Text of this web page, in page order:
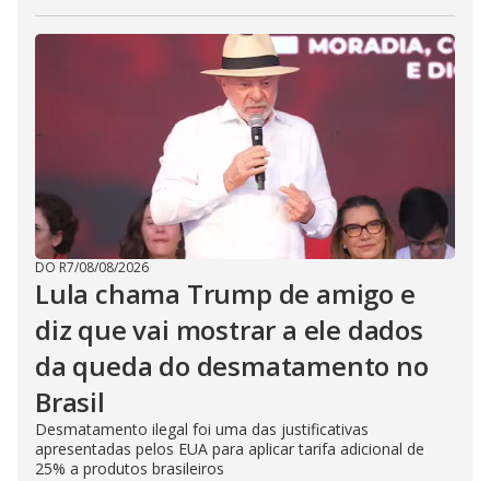
DO R7/08/08/2026
Lula chama Trump de amigo e
diz que vai mostrar a ele dados
da queda do desmatamento no
Brasil
Desmatamento ilegal foi uma das justificativas
apresentadas pelos EUA para aplicar tarifa adicional de
25% a produtos brasileiros